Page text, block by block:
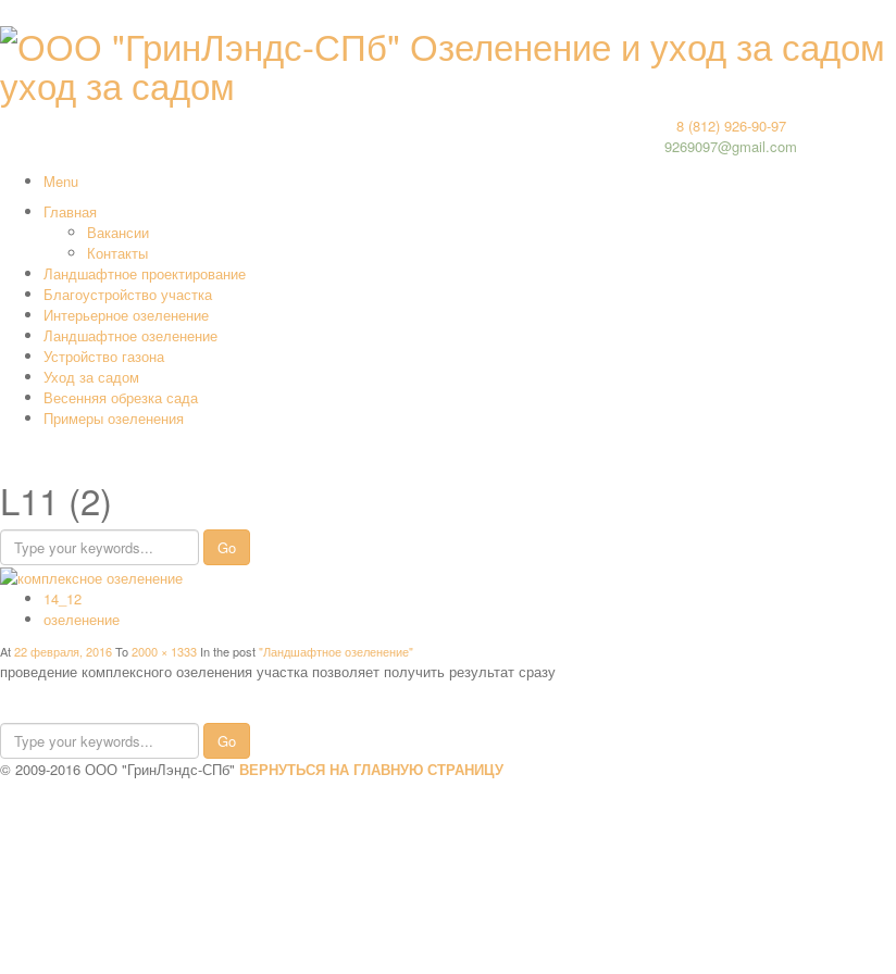
уход за садом
8 (812) 926-90-97
9269097@gmail.com
Menu
Главная
Вакансии
Контакты
Ландшафтное проектирование
Благоустройство участка
Интерьерное озеленение
Ландшафтное озеленение
Устройство газона
Уход за садом
Весенняя обрезка сада
Примеры озеленения
L11 (2)
14_12
озеленение
At22 февраля, 2016To2000 × 1333 In the post"Ландшафтное озеленение"
проведение комплексного озеленения участка позволяет получить результат сразу
© 2009-2016 ООО "ГринЛэндс-СПб" ВЕРНУТЬСЯ НА ГЛАВНУЮ СТРАНИЦУ